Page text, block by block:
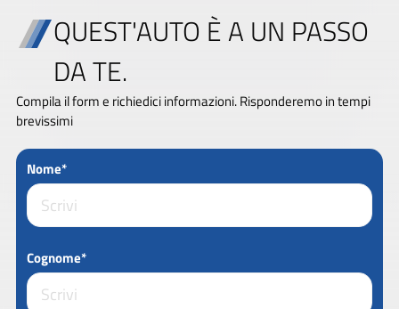
QUEST'AUTO È A UN PASSO
DA TE.
Compila il form e richiedici informazioni. Risponderemo in tempi
brevissimi
Nome*
Cognome*